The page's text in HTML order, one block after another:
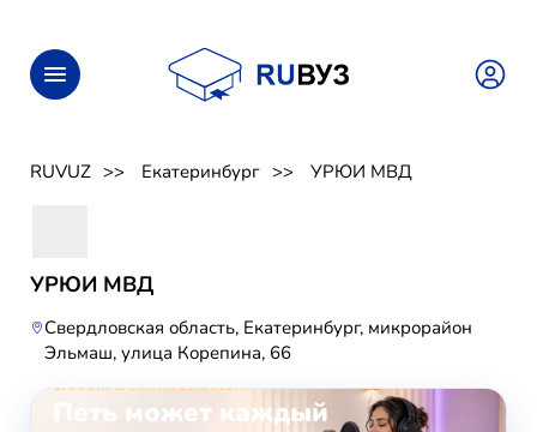
RUVUZ Екатеринбург УРЮИ МВД
УРЮИ МВД
Свердловская область, Екатеринбург, микрорайон
Эльмаш, улица Корепина, 66
ОНЛАЙН-ЗАНЯТИЯ ВОКАЛОМ
Петь может каждый